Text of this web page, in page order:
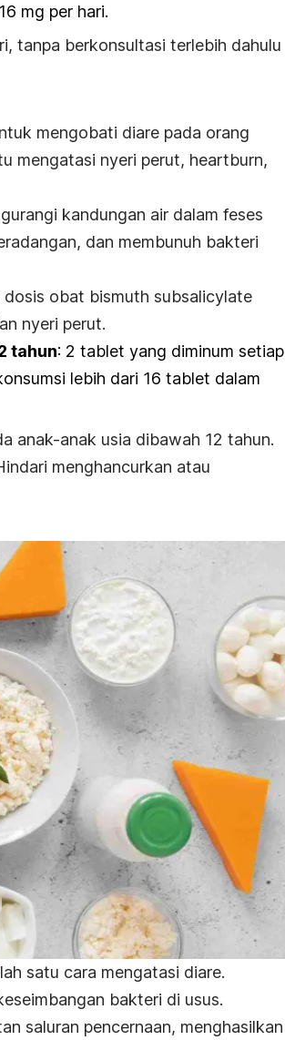
mg per hari.
tanpa berkonsultasi terlebih dahulu
mengobati diare pada orang
mengatasi nyeri perut, heartburn,
kandungan air dalam feses
dan membunuh bakteri
dosis obat bismuth subsalicylate
nyeri perut.
tahun: 2 tablet yang diminum setiap
lebih dari 16 tablet dalam
anak-anak usia dibawah 12 tahun.
menghancurkan atau
satu cara mengatasi diare.
bakteri di usus.
saluran pencernaan, menghasilkan